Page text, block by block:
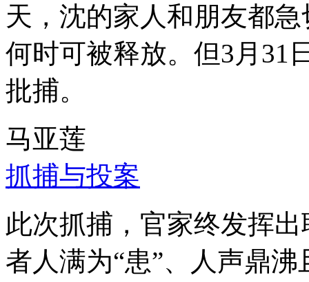
天，沈的家人和朋友都
何时可被释放。但3月31
批捕。
马亚莲
抓捕与投案
此次抓捕，官家终发挥
者人满为“患”、人声鼎